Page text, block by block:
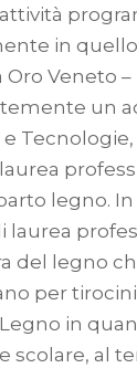
in
Oro Veneto
un
e
legno.
laurea
del legno
per
in
scolare, al